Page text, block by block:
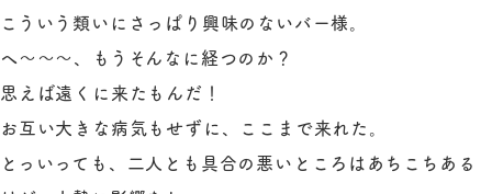
こういう類いにさっぱり興味のないバー様。
へ～～～、もうそんなに経つのか？
思えば遠くに来たもんだ！
お互い大きな病気もせずに、ここまで来れた。
とっいっても、二人とも具合の悪いところはあちこちある